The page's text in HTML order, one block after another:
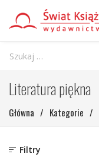
Literatura piękna
Główna / Kategorie /
Filtry